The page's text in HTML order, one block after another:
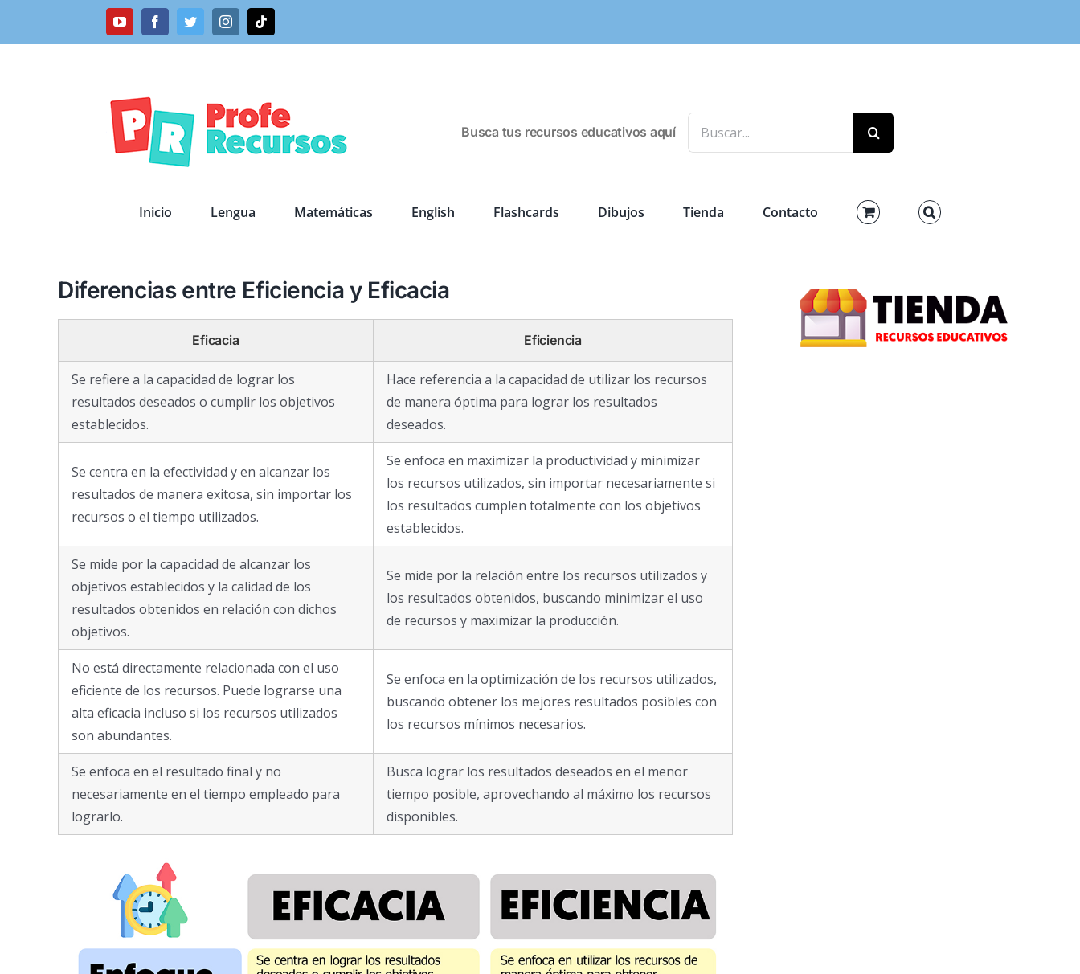
YouTubeFacebookTwitterInstagramTiktok
Busca tus recursos educativos aquí
Inicio Lengua Matemáticas English Flashcards Dibujos Tienda Contacto
Diferencias entre Eficiencia y Eficacia
Eficacia Eficiencia
Se refiere a la capacidad de lograr los
resultados deseados o cumplir los objetivos
establecidos.
Hace referencia a la capacidad de utilizar los recursos
de manera óptima para lograr los resultados
deseados.
Se centra en la efectividad y en alcanzar los
resultados de manera exitosa, sin importar los
recursos o el tiempo utilizados.
Se enfoca en maximizar la productividad y minimizar
los recursos utilizados, sin importar necesariamente si
los resultados cumplen totalmente con los objetivos
establecidos.
Se mide por la capacidad de alcanzar los
objetivos establecidos y la calidad de los
resultados obtenidos en relación con dichos
objetivos.
Se mide por la relación entre los recursos utilizados y
los resultados obtenidos, buscando minimizar el uso
de recursos y maximizar la producción.
No está directamente relacionada con el uso
eficiente de los recursos. Puede lograrse una
alta eficacia incluso si los recursos utilizados
son abundantes.
Se enfoca en la optimización de los recursos utilizados,
buscando obtener los mejores resultados posibles con
los recursos mínimos necesarios.
Se enfoca en el resultado final y no
necesariamente en el tiempo empleado para
lograrlo.
Busca lograr los resultados deseados en el menor
tiempo posible, aprovechando al máximo los recursos
disponibles.